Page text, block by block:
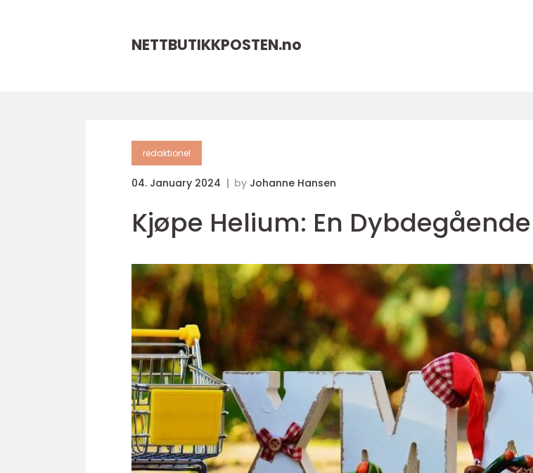
NETTBUTIKKPOSTEN.no
redaktionel
04. January 2024 by Johanne Hansen
Kjøpe Helium: En